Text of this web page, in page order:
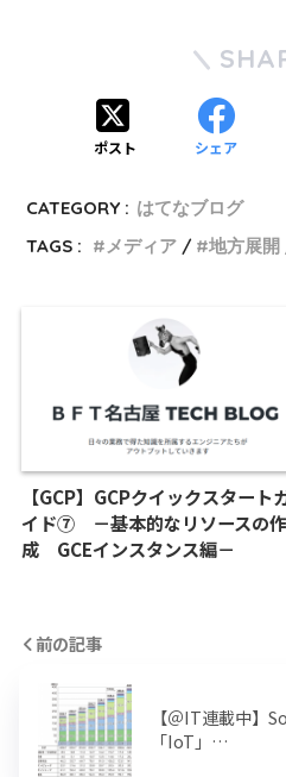
ポスト シェア
CATEGORY : はてなブログ
TAGS :
メディア 地方展開
【GCP】GCPクイックスタート
イド⑦ －基本的なリソースの作
成 GCEインスタンス編－
前の記事
【＠IT連載中】
「IoT」…